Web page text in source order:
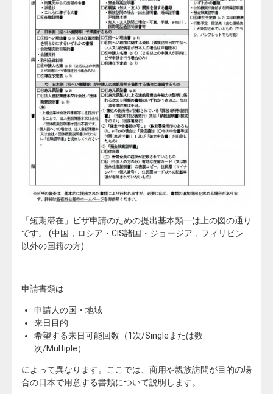
「短期滞在」ビザ申請のための提出基本類一は上の図の通り
です。 (中国，ロシア・CIS諸国・ジョージア，フィリピン
以外の国籍の方)
申請書類は
申請人の国・地域
来日目的
希望する来日可能回数（1次/Singleまたは数
次/Multiple）
によって異なります。 ここでは、商用や親族訪問が目的の場
合の日本で用意する書類について説明します。